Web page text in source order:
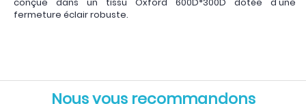
fermeture éclair robuste.
Nous vous recommandons